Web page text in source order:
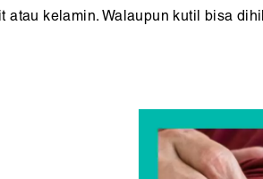
kelamin. Walaupun kutil bisa